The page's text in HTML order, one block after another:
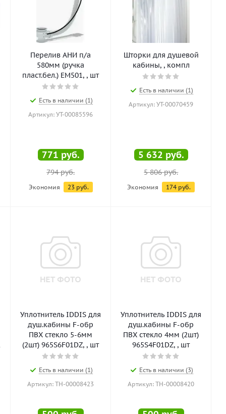
Перелив АНИ п/а
580мм (ручка
пласт.бел.) EM501, , шт
Есть в наличии (1)
Артикул: УТ-00085596
771 руб.
794руб.
Экономия 23руб.
Шторки для душевой
кабины, , компл
Есть в наличии (1)
Артикул: УТ-00070459
5 632 руб.
5 806руб.
Экономия 174 руб.
Уплотнитель IDDIS для
душ.кабины F-обр
ПВХ стекло 5-6мм
(2шт) 965S6F01DZ, , шт
Есть в наличии (1)
Артикул: ТН-00008423
Уплотнитель IDDIS для
душ.кабины F-обр
ПВХ стекло 4мм (2шт)
965S4F01DZ, , шт
Есть в наличии (3)
Артикул: ТН-00008420